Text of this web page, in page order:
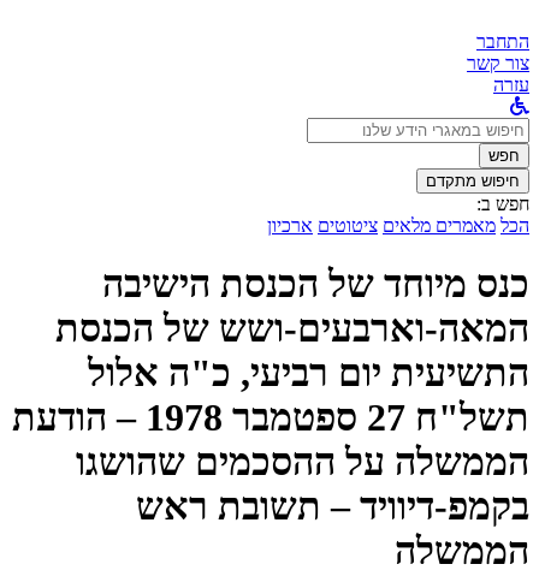
התחבר
צור קשר
עזרה
לחפש
ב:חפש
חיפוש מתקדם
חפש ב:
הכל מאמרים מלאים ציטוטים ארכיון
כנס מיוחד של הכנסת הישיבה
המאה-וארבעים-ושש של הכנסת
התשיעית יום רביעי, כ"ה אלול
תשל"ח 27 ספטמבר 1978 – הודעת
הממשלה על ההסכמים שהושגו
בקמפ-דיוויד – תשובת ראש
הממשלה